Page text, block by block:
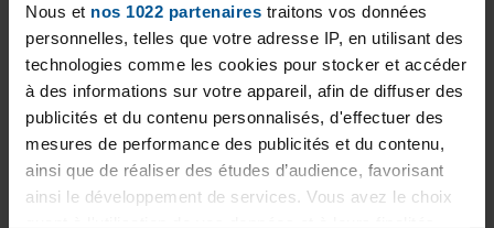
Nous et nos 1022 partenaires traitons vos données
personnelles, telles que votre adresse IP, en utilisant des
technologies comme les cookies pour stocker et accéder
à des informations sur votre appareil, afin de diffuser des
publicités et du contenu personnalisés, d'effectuer des
mesures de performance des publicités et du contenu,
ainsi que de réaliser des études d’audience, favorisant
ainsi le développement de services. Vous avez le choix